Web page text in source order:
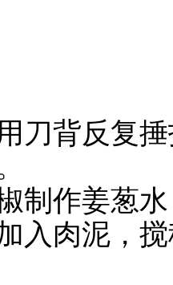
刀背反复
制作姜葱
入肉泥，